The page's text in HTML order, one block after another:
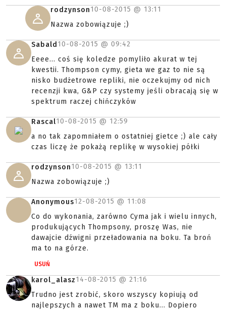
rodzynson10-08-2015 @ 13:11
Nazwa zobowiązuje ;)
Sabald 10-08-2015 @ 09:42
Eeee... coś się koledze pomyliło akurat w tej
kwestii. Thompson cymy, gieta we gaz to nie są
nisko budżetrowe repliki, nie oczekujmy od nich
recenzji kwa, G&P czy systemy jeśli obracają się w
spektrum raczej chińczyków
Rascal10-08-2015 @ 12:59
a no tak zapomniałem o ostatniej gietce ;) ale cały
czas liczę że pokażą replikę w wysokiej półki
rodzynson10-08-2015 @ 13:11
Nazwa zobowiązuje ;)
Anonymous12-08-2015 @ 11:08
Co do wykonania, zarówno Cyma jak i wielu innych,
produkujących Thompsony, proszę Was, nie
dawajcie dźwigni przeładowania na boku. Ta broń
ma to na górze.
USUŃ
karol_alasz14-08-2015 @ 21:16
Trudno jest zrobić, skoro wszyscy kopiują od
najlepszych a nawet TM ma z boku... Dopiero